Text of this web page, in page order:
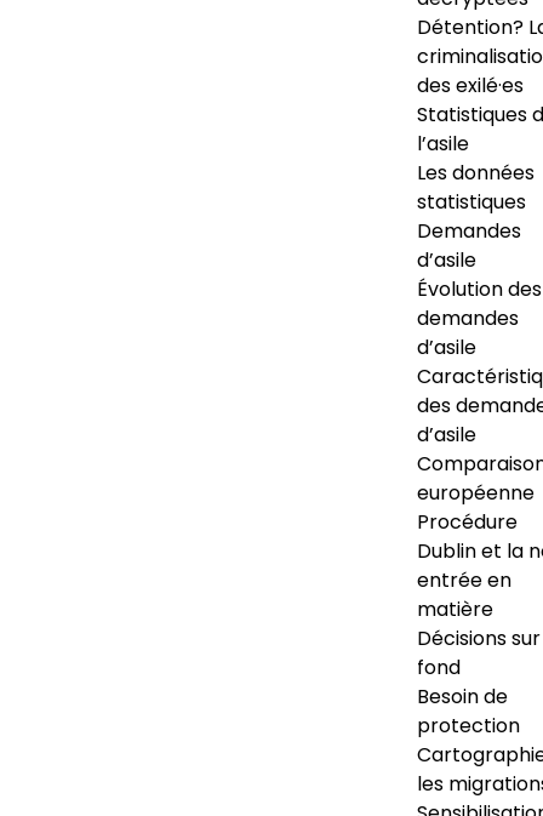
Détention?
des exilé·es
Statistiques
l’asile
Les données
statistiques
Demandes
d’asile
Évolution des
demandes
d’asile
des
d’asile
européenne
Procédure
Dublin et la
entrée en
matière
Décisions
fond
Besoin de
protection
les